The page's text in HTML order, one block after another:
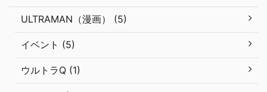
ULTRAMAN（漫画） (5)
イベント (5)
ウルトラQ (1)